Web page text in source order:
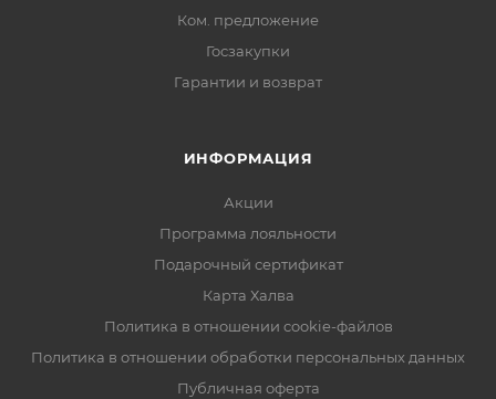
Ком. предложение
Госзакупки
Гарантии и возврат
ИНФОРМАЦИЯ
Акции
Программа лояльности
Подарочный сертификат
Карта Халва
Политика в отношении cookie-файлов
Политика в отношении обработки персональных данных
Публичная оферта